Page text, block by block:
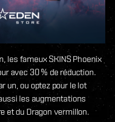
les fameux SKINS Phoenix
avec 30 % de réduction.
un, ou optez pour le lot
les augmentations
et du Dragon vermillon.